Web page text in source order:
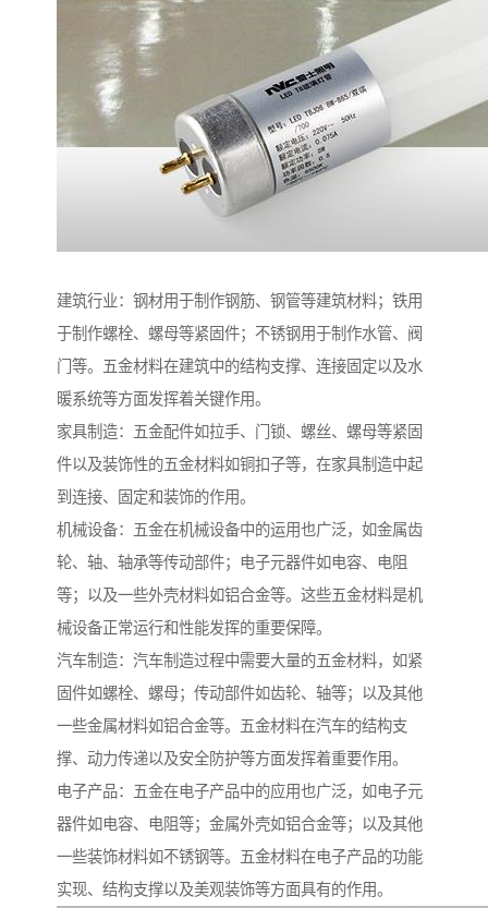
建筑行业：钢材用于制作钢筋、钢管等建筑材料；铁用
于制作螺栓、螺母等紧固件；不锈钢用于制作水管、阀
门等。五金材料在建筑中的结构支撑、连接固定以及水
暖系统等方面发挥着关键作用。
家具制造：五金配件如拉手、门锁、螺丝、螺母等紧固
件以及装饰性的五金材料如铜扣子等，在家具制造中起
到连接、固定和装饰的作用。
机械设备：五金在机械设备中的运用也广泛，如金属齿
轮、轴、轴承等传动部件；电子元器件如电容、电阻
等；以及一些外壳材料如铝合金等。这些五金材料是机
械设备正常运行和性能发挥的重要保障。
汽车制造：汽车制造过程中需要大量的五金材料，如紧
固件如螺栓、螺母；传动部件如齿轮、轴等；以及其他
一些金属材料如铝合金等。五金材料在汽车的结构支
撑、动力传递以及安全防护等方面发挥着重要作用。
电子产品：五金在电子产品中的应用也广泛，如电子元
器件如电容、电阻等；金属外壳如铝合金等；以及其他
一些装饰材料如不锈钢等。五金材料在电子产品的功能
实现、结构支撑以及美观装饰等方面具有的作用。